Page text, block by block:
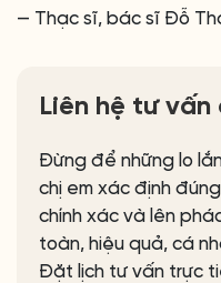
— Thạc sĩ, bác sĩ Đỗ
Liên hệ tư
Đừng để những lo
chị em xác định
chính xác và lên
toàn, hiệu quả, cá
Đặt lịch tư vấn trực